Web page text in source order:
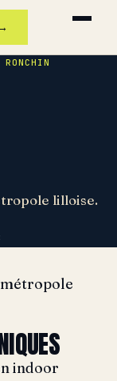
lilloise.
indoor